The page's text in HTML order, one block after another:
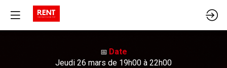
📅​ Date
Jeudi 26 mars de 19h00 à 22h00